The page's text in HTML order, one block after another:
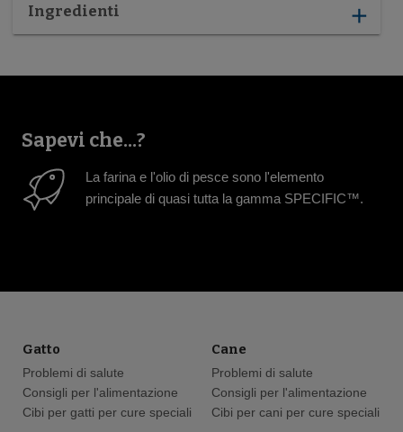
Ingredienti add
Sapevi che...?
La farina e l'olio di pesce sono l'elemento
principale di quasi tutta la gamma SPECIFIC™.
Gatto
Problemi di salute
Consigli per l'alimentazione
Cibi per gatti per cure speciali
Cane
Problemi di salute
Consigli per l'alimentazione
Cibi per cani per cure speciali